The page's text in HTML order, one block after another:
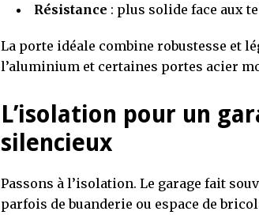
Résistance : plus solide face aux
La porte idéale combine robustesse et
l’aluminium et certaines portes acier
L’isolation pour un
silencieux
Passons à l’isolation. Le garage fait
parfois de buanderie ou espace de